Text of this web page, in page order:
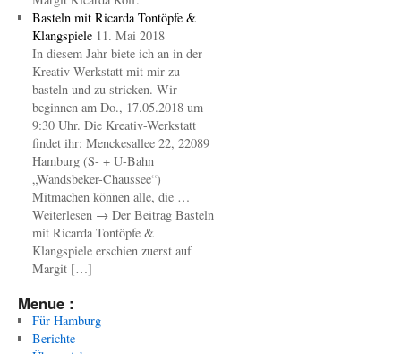
Basteln mit Ricarda Tontöpfe &
Klangspiele 11. Mai 2018
In diesem Jahr biete ich an in der
Kreativ-Werkstatt mit mir zu
basteln und zu stricken. Wir
beginnen am Do., 17.05.2018 um
9:30 Uhr. Die Kreativ-Werkstatt
findet ihr: Menckesallee 22, 22089
Hamburg (S- + U-Bahn
„Wandsbeker-Chaussee“)
Mitmachen können alle, die …
Weiterlesen → Der Beitrag Basteln
mit Ricarda Tontöpfe &
Klangspiele erschien zuerst auf
Margit […]
Menue :
Für Hamburg
Berichte